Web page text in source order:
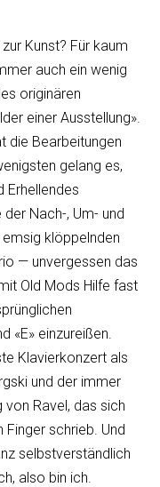
Kunst? Für kaum
auch ein wenig
originären
einer Ausstellung».
die Bearbeitungen
gelang es,
Erhellendes
Nach-, Um- und
klöppelnden
— unvergessen das
Old Mods Hilfe fast
«E» einzureißen.
Klavierkonzert als
und der immer
Ravel, das sich
schrieb. Und
selbstverständlich
also bin ich.